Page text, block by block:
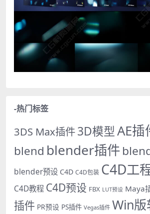
-热门标签
3DS Max插件3D模型AE插
blend blender插件
blender预设 C4D C4D包装 C4D工
C4D教程 C4D预设 FBX LUT预设 Maya
插件 PR预设 PS插件 Vegas插件 Win版